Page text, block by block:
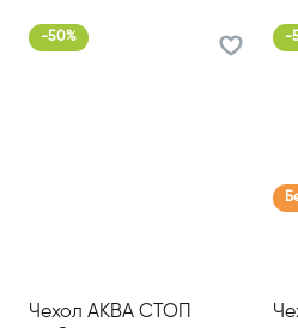
-50%
Чехол АКВА СТОП
-